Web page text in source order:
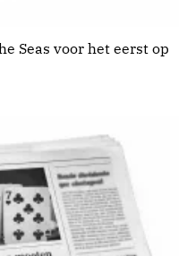
Seas voor het eerst op